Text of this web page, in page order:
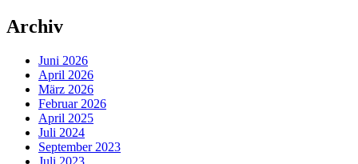
Archiv
Juni 2026
April 2026
März 2026
Februar 2026
April 2025
Juli 2024
September 2023
Juli 2023